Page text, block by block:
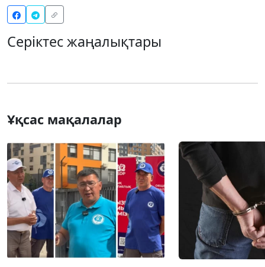
Серіктес жаңалықтары
Ұқсас мақалалар